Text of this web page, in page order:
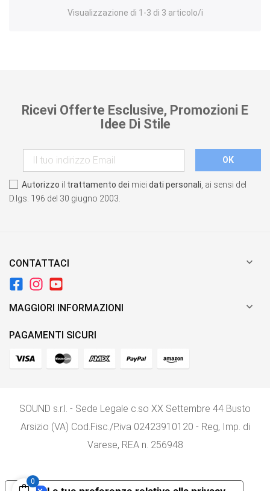
Visualizzazione di 1-3 di 3 articolo/i
Ricevi Offerte Esclusive, Promozioni E
Idee Di Stile
Autorizzo il trattamento dei miei dati personali , ai sensi del
D.lgs. 196 del 30 giugno 2003.
CONTATTACI 
MAGGIORI INFORMAZIONI 
PAGAMENTI SICURI
SOUND s.r.l. - Sede Legale c.so XX Settembre 44 Busto
Arsizio (VA) Cod.Fisc./P.iva 02423910120 - Reg, Imp. di
Varese, REA n. 256948
0